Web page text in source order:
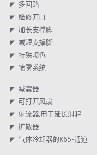
多回路
检修开口
加长支撑脚
减短支撑脚
特殊喷色
喷雾系统
减震器
可打开风扇
射流器,用于延长射程
扩散器
气体冷却器的K65-通道